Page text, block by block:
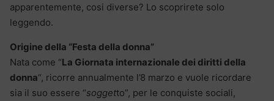
apparentemente, cosi diverse? Lo scoprirete solo
leggendo.
Origine della “Festa della donna”
Nata come “La Giornata internazionale dei diritti della
donna“, ricorre annualmente l’8 marzo e vuole ricordare
sia il suo essere “soggetto”, per le conquiste sociali,